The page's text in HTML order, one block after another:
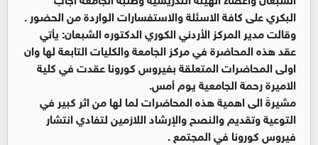
البكري على كافة الاسئلة والاستفسارات الواردة من الحضور .
وقالت مدير المركز الأردني الكوري الدكتوره الشبعان: يأتي
عقد هذه المحاضرة في مركز الجامعة والكليات التابعة لها وان
اولى المحاضرات المتعلقة بفيروس كورونا عقدت في كلية
الاميرة رحمة الجامعية يوم أمس.
مشيرةََ الى اهمية هذه المحاضرات لما لها من اثر كبير في
التوعية وتقديم والنصح والإرشاد اللازمين لتفادي انتشار
فيروس كورونا في المجتمع .